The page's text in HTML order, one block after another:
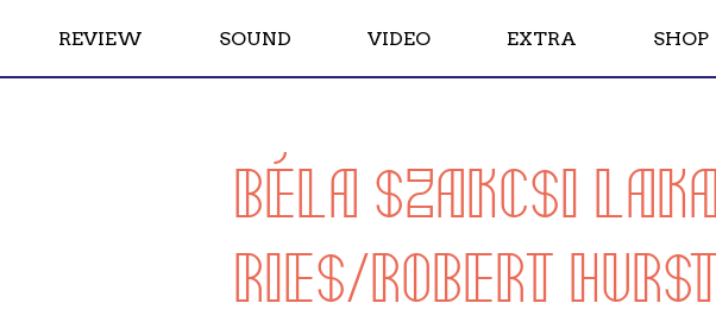
REVIEW SOUND VIDEO EXTRA SHOP
BÉLA SZAKCSI
RIES/ROBERT